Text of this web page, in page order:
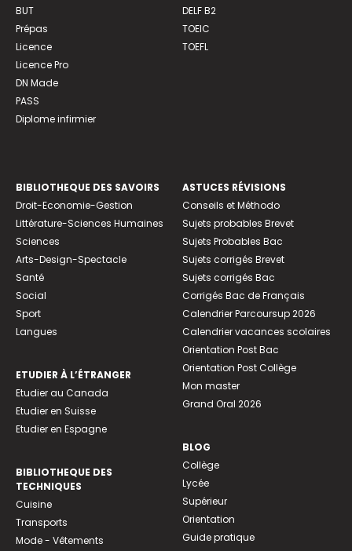
BUT
Prépas
Licence
Licence Pro
DN Made
PASS
Diplome infirmier
DELF B2
TOEIC
TOEFL
BIBLIOTHEQUE DES SAVOIRS
Droit-Economie-Gestion
Littérature-Sciences Humaines
Sciences
Arts-Design-Spectacle
Santé
Social
Sport
Langues
ETUDIER À L’ÉTRANGER
Etudier au Canada
Etudier en Suisse
Etudier en Espagne
BIBLIOTHEQUE DES
TECHNIQUES
Cuisine
Transports
Mode - Vêtements
ASTUCES RÉVISIONS
Conseils et Méthodo
Sujets probables Brevet
Sujets Probables Bac
Sujets corrigés Brevet
Sujets corrigés Bac
Corrigés Bac de Français
Calendrier Parcoursup 2026
Calendrier vacances scolaires
Orientation Post Bac
Orientation Post Collège
Mon master
Grand Oral 2026
BLOG
Collège
Lycée
Supérieur
Orientation
Guide pratique